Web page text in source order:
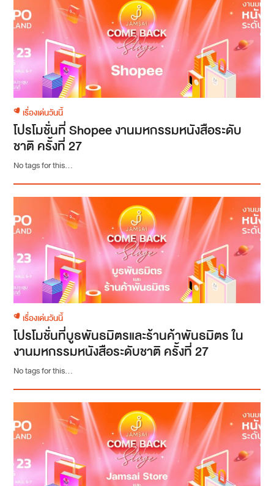
เรื่องเด่นวันนี้
โปรโมชั่นที่ Shopee งานมหกรรมหนังสือระดับ
ชาติ ครั้งที่ 27
No tags for this...
เรื่องเด่นวันนี้
โปรโมชั่นที่บูธพันธมิตรและร้านค้าพันธมิตร ใน
งานมหกรรมหนังสือระดับชาติ ครั้งที่ 27
No tags for this...